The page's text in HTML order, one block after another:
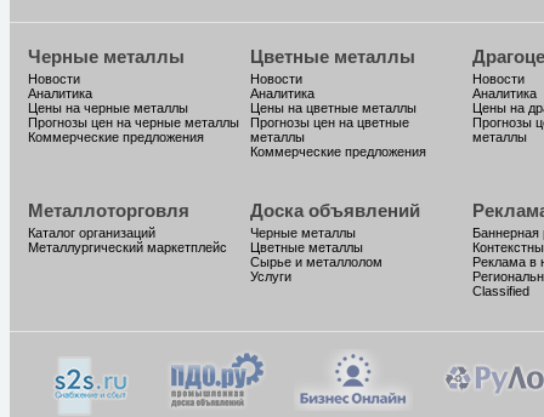
Черные металлы
Новости
Аналитика
Цены на черные металлы
Прогнозы цен на черные металлы
Коммерческие предложения
Цветные металлы
Новости
Аналитика
Цены на цветные металлы
Прогнозы цен на цветные
металлы
Коммерческие предложения
Новости
Аналитика
Цены на
Прогнозы
металлы
Металлоторговля
Каталог организаций
Металлургический маркетплейс
Доска объявлений
Черные металлы
Цветные металлы
Сырье и металлолом
Услуги
Баннерная
Реклама в
Classified